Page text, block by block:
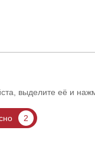
выделите её и
2